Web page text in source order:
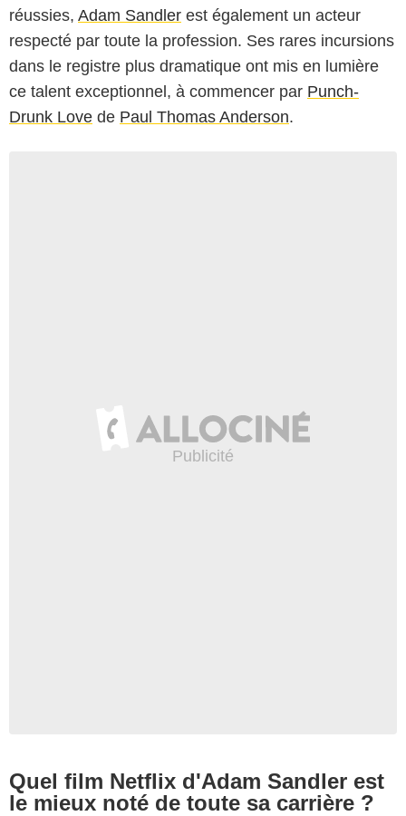
réussies, Adam Sandler est également un acteur
respecté par toute la profession. Ses rares incursions
dans le registre plus dramatique ont mis en lumière
ce talent exceptionnel, à commencer par Punch-
Drunk Love de Paul Thomas Anderson.
Quel film Netflix d'Adam Sandler est
le mieux noté de toute sa carrière ?